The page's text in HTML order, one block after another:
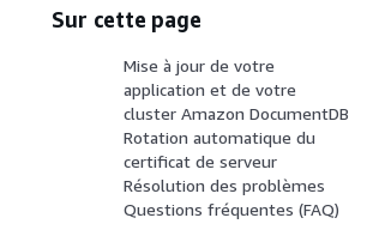
Sur cette page
Mise à jour de votre
application et de votre
cluster Amazon DocumentDB
Rotation automatique du
certificat de serveur
Résolution des problèmes
Questions fréquentes (FAQ)